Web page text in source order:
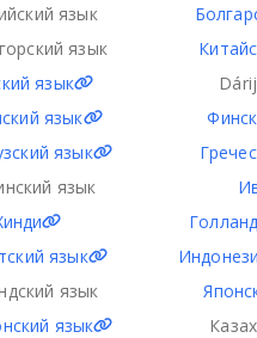
язык
язык
язык
язык
язык
язык
язык
язык
язык